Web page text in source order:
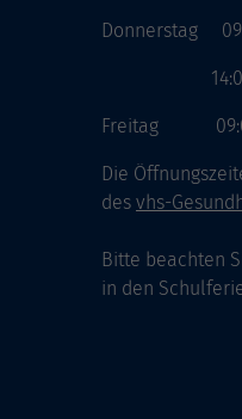
Donnerstag
14:00 -
Freitag
Die
des vhs-
Bitte beachten
in den